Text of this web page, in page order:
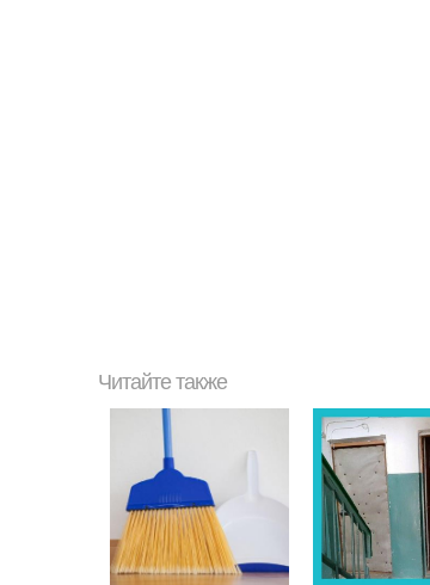
Читайте также